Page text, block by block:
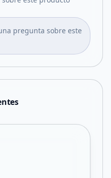
pregunta sobre este